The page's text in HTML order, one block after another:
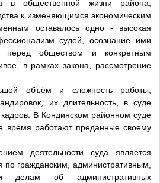
в общественной жизни района,
к изменяющимся экономическим
оставалось одно - высокая
судей, осознание ими
перед обществом и конкретным
в рамках закона, рассмотрение
объём и сложность работы,
их длительность, в суде
кадров. В Кондинском районном суде
время работают преданные своему
деятельности суда является
по гражданским, административным,
делам об административных